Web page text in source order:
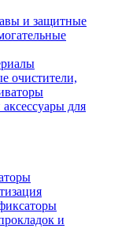
и защитные
очистители,
для
и